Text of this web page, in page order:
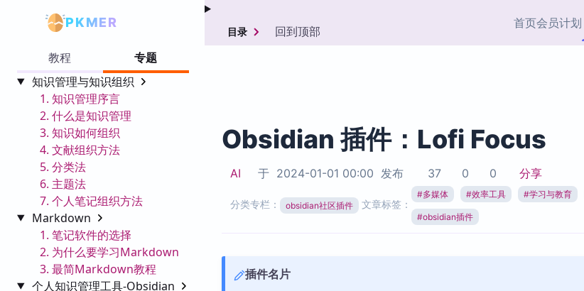
PKMER 首页会员计划
热门
载
加速访问 Obsidian 官方
市场
Zotero 插件
教程
专题
知识管理与知识组织
1. 知识管理序言
2. 什么是知识管理
3. 知识如何组织
4. 文献组织方法
5. 分类法
6. 主题法
7. 个人笔记组织方法
Markdown
1. 笔记软件的选择
2. 为什么要学习Markdown
3. 最简Markdown教程
个人知识管理工具-Obsidian
目录 回到顶部
Obsidian 插件：Lofi Focus
AI 于 2024-01-01 00:00 发布 37 0 0 分享
分类专栏： obsidian社区插件 文章标签：
#多媒体 #效率工具 #学习与教育
#obsidian插件
插件名片